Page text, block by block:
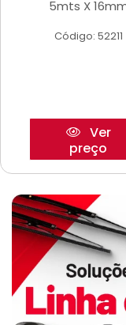
5mts X
Código: 52211
Ver
preço